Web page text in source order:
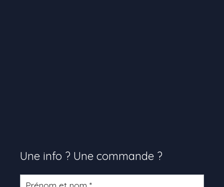
Une info ? Une commande ?
Formulaire